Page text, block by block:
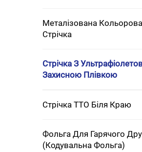
Металізованa Кольорова
Стрічка
Стрічка З
Захисною Плівкою
Стрічка TTO Біля Краю
Фольга Для Гарячого
(кодувальна Фольга)